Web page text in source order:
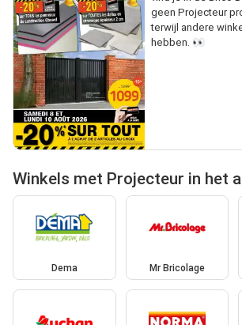
geen Projecteur
terwijl andere
hebben. 👀
Winkels met Projecteur in het
Dema Mr Bricolage